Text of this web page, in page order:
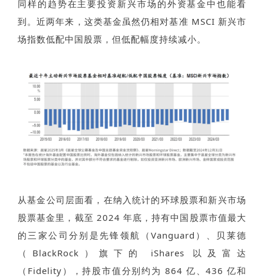
同样的趋势在主要投资新兴市场的外资基金中也能看
到。近两年来，这类基金虽然仍相对基准 MSCI 新兴市
场指数低配中国股票，但低配幅度持续减小。
从基金公司层面看，在纳入统计的环球股票和新兴市场
股票基金里，截至 2024 年底，持有中国股票市值最大
的三家公司分别是先锋领航（Vanguard）、贝莱德
（BlackRock）旗下的 iShares 以及富达
（Fidelity），持股市值分别约为 864 亿、436 亿和